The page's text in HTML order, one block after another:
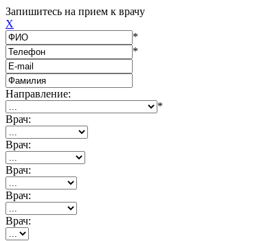
Запишитесь на прием к врачу
X
*
*
Направление:
*
Врач:
Врач:
Врач:
Врач:
Врач: